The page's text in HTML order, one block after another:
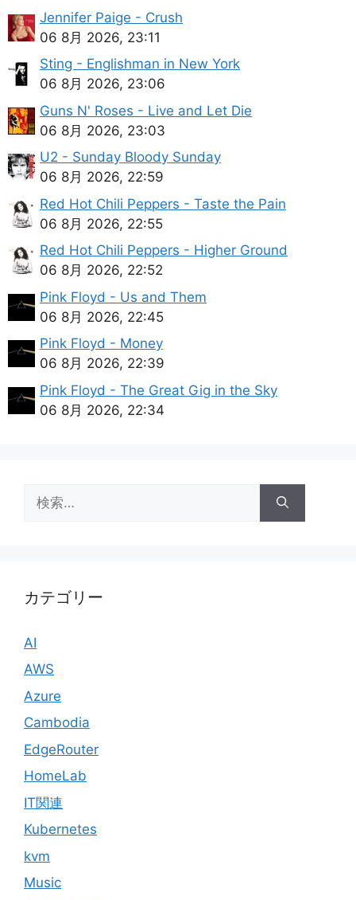
Jennifer Paige - Crush
06 8月 2026, 23:11
Sting - Englishman in New York
06 8月 2026, 23:06
Guns N' Roses - Live and Let Die
06 8月 2026, 23:03
U2 - Sunday Bloody Sunday
06 8月 2026, 22:59
Red Hot Chili Peppers - Taste the Pain
06 8月 2026, 22:55
Red Hot Chili Peppers - Higher Ground
06 8月 2026, 22:52
Pink Floyd - Us and Them
06 8月 2026, 22:45
Pink Floyd - Money
06 8月 2026, 22:39
Pink Floyd - The Great Gig in the Sky
06 8月 2026, 22:34
索:
カテゴリー
AI
AWS
Azure
Cambodia
EdgeRouter
HomeLab
IT関連
Kubernetes
kvm
Music